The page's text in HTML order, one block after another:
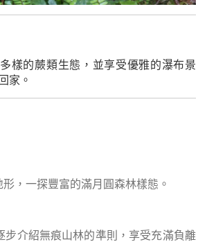
樣的蕨類生態，並享受優雅的瀑布景
家。
，一探豐富的滿月圓森林樣態。
介紹無痕山林的準則，享受充滿負離